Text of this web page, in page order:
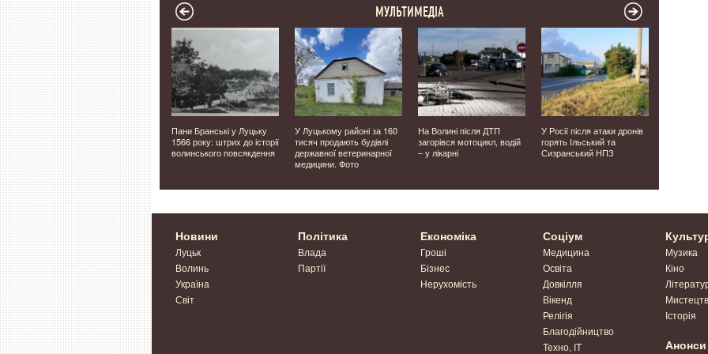
МУЛЬТИМЕДІА
й
на
У Таїланді футболіст
загинув від удару
блискавки під час матчу.
Відео
Пани Бранські у Луцьку
1566 року: штрих до історії
волинського повсякдення
У Луцькому районі за 160
тисяч продають будівлі
державної ветеринарної
медицини. Фото
На Волині після ДТП
загорівся мотоцикл, водій
– у лікарні
У Росії після атаки дронів
горять Ільський та
Сизранський НПЗ
Новини
Луцьк
Волинь
Україна
Світ
Політика
Влада
Партії
Економіка
Гроші
Бізнес
Нерухомість
Соціум
Медицина
Освіта
Довкілля
Вікенд
Релігія
Благодійництво
Техно, IT
Музика
Кіно
Історія
Анонси